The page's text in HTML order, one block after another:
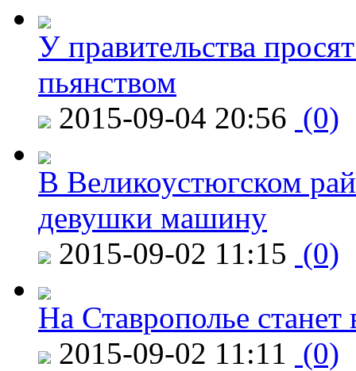
У правительства
пьянством
2015-09-04 20:56 (0)
В Великоустюгском
девушки машину
2015-09-02 11:15 (0)
На Ставрополье
2015-09-02 11:11 (0)